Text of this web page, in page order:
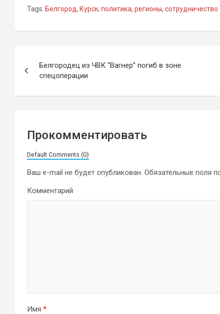
Tags: Белгород, Курск, политика, регионы, сотрудничество
по
записям
Белгородец из ЧВК “Вагнер” погиб в зоне
спецоперации
Прокомментировать
Default Comments (0)
Ваш e-mail не будет опубликован. Обязательные поля
Комментарий
Имя *